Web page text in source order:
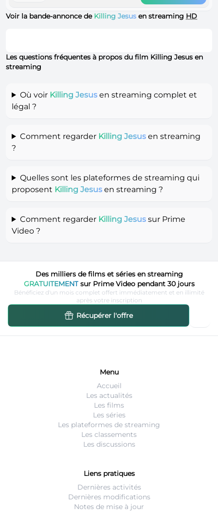
Voir la bande-annonce de Killing Jesus en streaming HD
Les questions fréquentes à propos du film Killing Jesus en
streaming
Où voir Killing Jesusen streaming complet et
légal ?
Comment regarder Killing Jesusen streaming
?
Quelles sont les plateformes de streaming qui
proposent Killing Jesus en streaming ?
Comment regarder Killing Jesussur Prime
Video ?
Des milliers de films et séries en streaming
GRATUITEMENTsur Prime Video pendant 30 jours
Bénéficiez d'un mois complet offert immédiatement et en illimité
après votre inscription
Récupérer l'offre
Menu
Accueil
Les actualités
Les films
Les séries
Les plateformes de streaming
Les classements
Les discussions
Liens pratiques
Dernières activités
Dernières modifications
Notes de mise à jour